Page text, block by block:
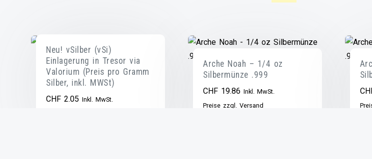
Neu! vSilber (vSi)
Einlagerung in Tresor via
Valorium (Preis pro Gramm
Silber, inkl. MWSt)
CHF 2.05 Inkl. MwSt.
Arche Noah – 1/4 oz
Silbermünze .999
CHF 19.86 Inkl. MwSt.
Preise zzgl. Versand